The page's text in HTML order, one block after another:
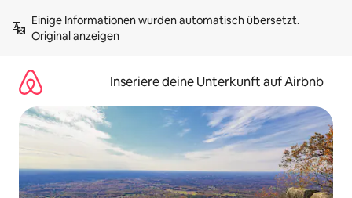
Inhalten
springenOriginal anzeigen
Inseriere deine Unterkunft auf Airbnb